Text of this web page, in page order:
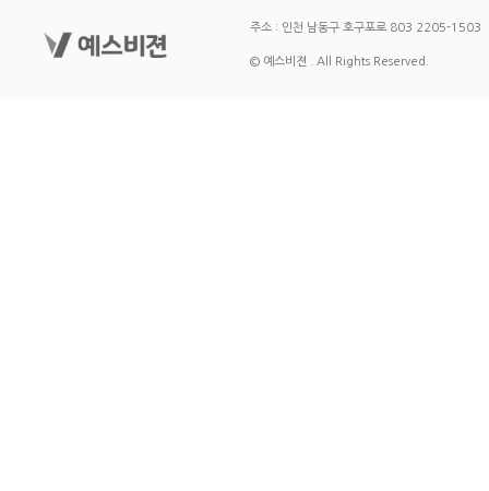
주소 : 인천 남동구 호구포로 803 2205-1503
© 예스비젼 . All Rights Reserved.